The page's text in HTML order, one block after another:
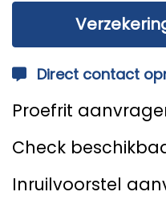
Direct contact
Proefrit
Check
Inruilvoorstel